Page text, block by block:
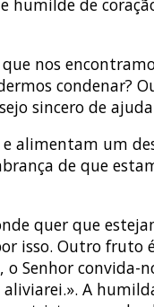
de
nos
condenar?
sincero de
alimentam um
de que
quer que
isso. Outro
Senhor convida-
A